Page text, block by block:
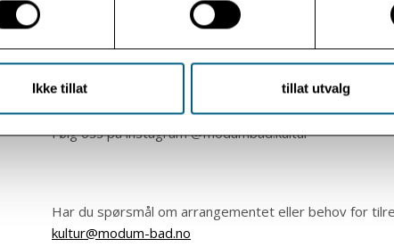
Ikke tillat tillat utvalg
hverdagen – for pasienter, ansatte og lokalsamfunnet.
gjennom hele året, i Olavskirken og Festsalen. Musikk
strekker til og gi trøst, håp, samhold og glede.
Følg oss på instagram @modumbad.kultur
Har du spørsmål om arrangementet eller behov for
kultur@modum-bad.no